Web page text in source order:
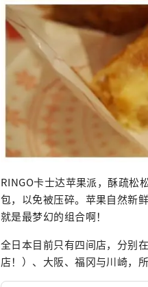
RINGO卡士达苹果派，酥疏松
包，以免被压碎。苹果自然新
就是最梦幻的组合啊！
全日本目前只有四间店，分别
店！）、大阪、福冈与川崎，